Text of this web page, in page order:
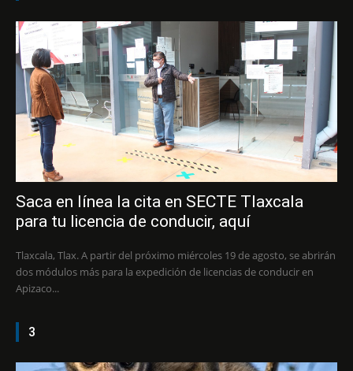
Saca en línea la cita en SECTE Tlaxcala
para tu licencia de conducir, aquí
Tlaxcala, Tlax. A partir del próximo miércoles 19 de agosto, se abrirán
dos módulos más para la expedición de licencias de conducir en
Apizaco...
3